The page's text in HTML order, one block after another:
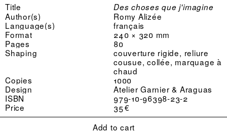
Title
Des choses que j'imagine
Author(s)
Romy Alizée
Language(s)
français
Format
240 × 320 mm
Pages
80
Shaping
couverture rigide, reliure
cousue, collée, marquage à
chaud
Copies
1000
Design
Atelier Garnier & Araguas
ISBN
979-10-96398-23-2
Price
35 €
Add to cart